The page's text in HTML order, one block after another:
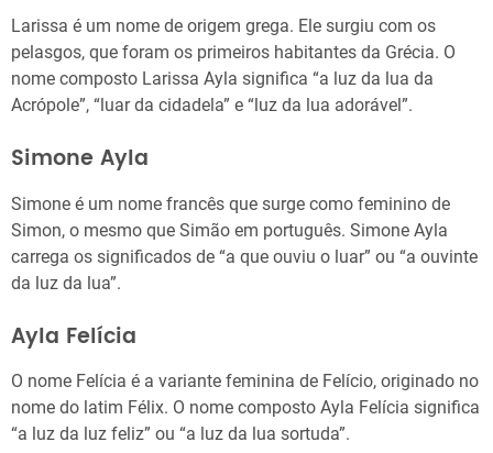
Larissa é um nome de origem grega. Ele surgiu com os
pelasgos, que foram os primeiros habitantes da Grécia. O
nome composto Larissa Ayla significa “a luz da lua da
Acrópole”, “luar da cidadela” e “luz da lua adorável”.
Simone Ayla
Simone é um nome francês que surge como feminino de
Simon, o mesmo que Simão em português. Simone Ayla
carrega os significados de “a que ouviu o luar” ou “a ouvinte
da luz da lua”.
Ayla Felícia
O nome Felícia é a variante feminina de Felício, originado no
nome do latim Félix. O nome composto Ayla Felícia significa
“a luz da luz feliz” ou “a luz da lua sortuda”.